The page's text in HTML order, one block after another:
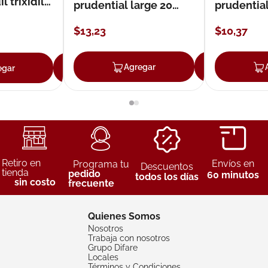
Agregar
prudential large 20
$13,23
Agregar
$10,37
Retiro en
tienda
sin costo
Programa tu
pedido
frecuente
Descuentos
todos los días
Envíos en
60 minutos
Quienes Somos
Nosotros
Trabaja con nosotros
Grupo Difare
Locales